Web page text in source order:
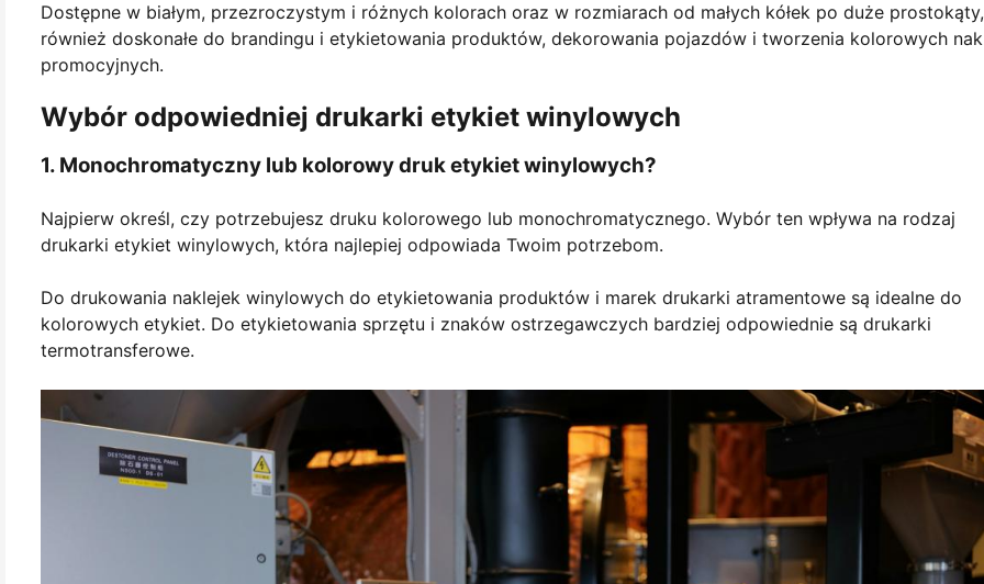
Dostępne w białym, przezroczystym i różnych kolorach oraz w rozmiarach od małych kółek po duże
również doskonałe do brandingu i etykietowania produktów, dekorowania pojazdów i tworzenia kolorowych
promocyjnych.
Wybór odpowiedniej drukarki etykiet winylowych
1. Monochromatyczny lub kolorowy druk etykiet winylowych?
Najpierw określ, czy potrzebujesz druku kolorowego lub monochromatycznego. Wybór ten wpływa na rodzaj
drukarki etykiet winylowych, która najlepiej odpowiada Twoim potrzebom.
Do drukowania naklejek winylowych do etykietowania produktów i marek drukarki atramentowe są idealne do
kolorowych etykiet. Do etykietowania sprzętu i znaków ostrzegawczych bardziej odpowiednie są drukarki
termotransferowe.